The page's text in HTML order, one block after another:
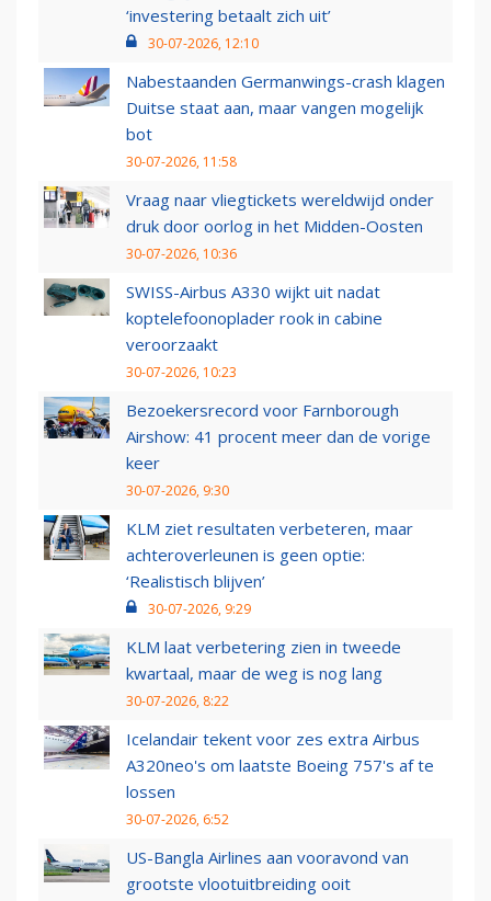
‘investering betaalt zich uit’
30-07-2026, 12:10
Nabestaanden Germanwings-crash klagen
Duitse staat aan, maar vangen mogelijk
bot
30-07-2026, 11:58
Vraag naar vliegtickets wereldwijd onder
druk door oorlog in het Midden-Oosten
30-07-2026, 10:36
SWISS-Airbus A330 wijkt uit nadat
koptelefoonoplader rook in cabine
veroorzaakt
30-07-2026, 10:23
Bezoekersrecord voor Farnborough
Airshow: 41 procent meer dan de vorige
keer
30-07-2026, 9:30
KLM ziet resultaten verbeteren, maar
achteroverleunen is geen optie:
‘Realistisch blijven’
30-07-2026, 9:29
KLM laat verbetering zien in tweede
kwartaal, maar de weg is nog lang
30-07-2026, 8:22
Icelandair tekent voor zes extra Airbus
A320neo's om laatste Boeing 757's af te
lossen
30-07-2026, 6:52
US-Bangla Airlines aan vooravond van
grootste vlootuitbreiding ooit